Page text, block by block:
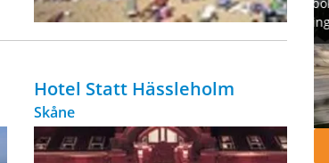
Hotel Statt Hässleholm
Skåne
ingår äv ...